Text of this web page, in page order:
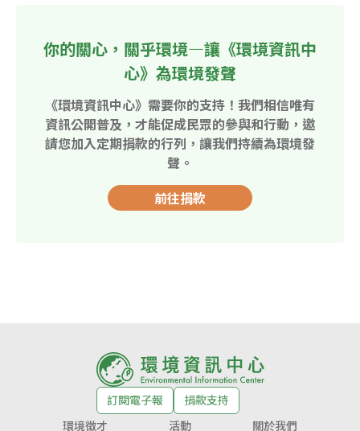
你的關心，關乎環境—讓《環境資訊中
心》為環境發聲
《環境資訊中心》需要你的支持！我們相信唯有
資訊公開普及，才能促成民眾的參與和行動，邀
請您加入定期捐款的行列，讓我們持續為環境發
聲。
前往捐款
訂閱電子報
捐款支持
環境徵才
活動 關於我們